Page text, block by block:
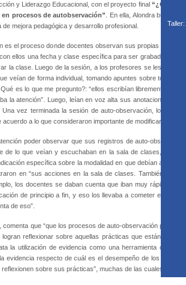
y Liderazgo Educacional, con el proyecto final “¿Qué
procesos de autobservación”
. En ella, Alondra buscó
mejora pedagógica y desarrollo profesional.
es el proceso donde docentes observan sus propias clases,
ellos una fecha y clase específica para ser grabados, lo
la clase. Luego de la sesión, a los profesores se les
veían de forma individual, tomando apuntes sobre todos los
es lo que me pregunto?: “ellos escribían libremente lo
la atención”. Luego, leían en voz alta sus anotaciones,
vez terminada la sesión de auto-observación, los
a lo que consideraron importante de modificar.
poder observar que sus registros de auto-
de lo que veían y escuchaban en la sala de clases, sin
específica sobre la modalidad en que debían afrontar
en “sus acciones en la sala de clases. También logran
los docentes se daban cuenta que iban muy rápido
de principio a fin, y eso los llevaba a cometer errores.
de eso”.
que “que los procesos de auto-observación
reflexionar sobre aquellas prácticas que están más
la utilización de evidencia como una herramienta que
evidencia respecto de cuál es el desempeño de los
sobre sus prácticas”, muchas de las cuales son